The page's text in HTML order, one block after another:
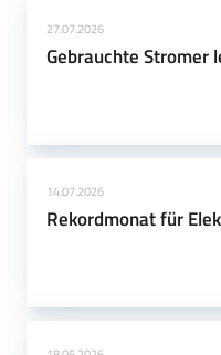
27.07.2026
Gebrauchte Stromer
14.07.2026
Rekordmonat für